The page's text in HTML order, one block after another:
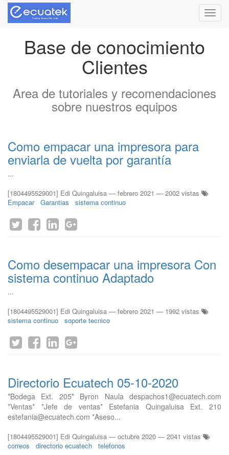
Menú
de
Base de conocimiento
Clientes
Area de tutoriales y recomendaciones
sobre nuestros equipos
Como empacar una impresora para
enviarla de vuelta por garantía
...
[1804495529001] Edi Quingaluisa — febrero 2021 — 2002 vistas
Empacar
Garantias sistema continuo
Como desempacar una impresora Con
sistema continuo Adaptado
...
[1804495529001] Edi Quingaluisa — febrero 2021 — 1992 vistas
sistema continuo
soporte tecnico
Directorio Ecuatech 05-10-2020
*Bodega Ext. 205* Byron Naula despachos1@ecuatech.com
*Ventas* *Jefe de ventas* Estefania Quingaluisa Ext. 210
estefania@ecuatech.com *Aseso...
[1804495529001] Edi Quingaluisa — octubre 2020 — 2041 vistas
correos
directorio ecuatech telefonos